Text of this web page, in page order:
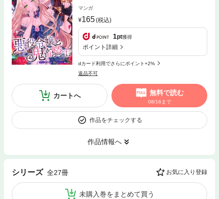
マンガ
165(税込)
1pt獲得
ポイント詳細
dカード利用でさらにポイント+2%
返品不可
カートへ 無料で読む
08/16まで
作品をチェックする
作品情報へ
シリーズ 全27冊 お気に入り登録
未購入巻をまとめて買う